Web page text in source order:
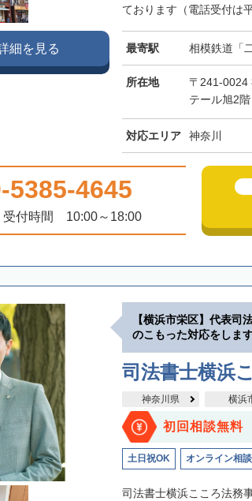
ております（電話受付は
最寄駅 相模鉄道「
所在地
〒241-0024
テール旭2階
対応エリア 神奈川
細を見る
5385-4645
受付時間 10:00～18:00
【横浜市栄区】代表司
のこもった対応をしま
司法書士横浜
神奈川県 横浜
初回相談無料
土日祝OK オンライン相
司法書士横浜こころ法務